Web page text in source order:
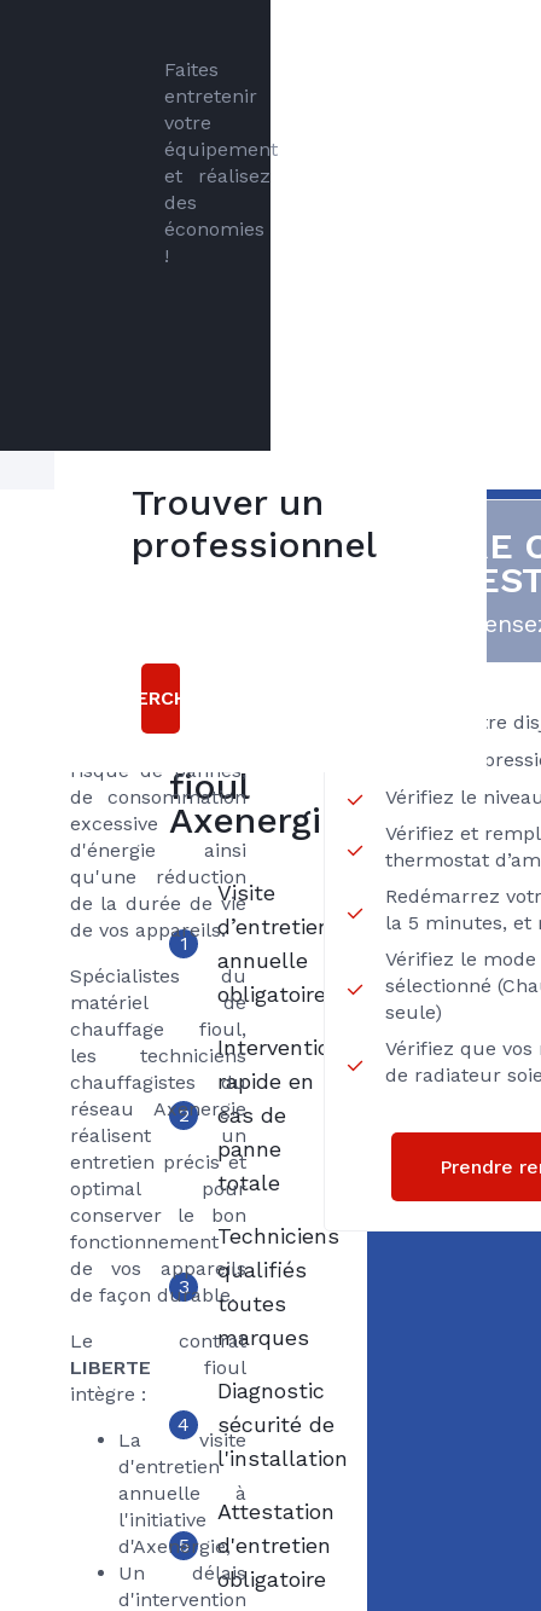
Faites
entretenir
votre
équipement
et réalisez
des
économies
!
Ne pas faire
entretenir son
coûteux pour son
propriétaire. Cette
risque de pannes,
de consommation
excessive
d'énergie ainsi
qu'une réduction
de la durée de vie
de vos appareils.
Spécialistes du
matériel de
chauffage fioul,
les techniciens
chauffagistes du
réseau Axenergie
réalisent un
entretien précis et
optimal pour
conserver le bon
fonctionnement
de vos appareils
de façon durable.
Le contrat
LIBERTE fioul
intègre :
La visite
d'entretien
annuelle à
l'initiative
d'Axenergie,
Un délais
d'intervention
VOTRE
FIOUL
Vérifiez votre
Vérifiez la
Vérifiez le
Vérifiez et
thermostat
Redémarrez
la 5 minutes, et
Vérifiez le
sélectionné
seule)
Vérifiez que
de radiateur
Prendre
Trouver un
professionnel
RECHERCHER
5
choisir le
contrat
fioul
Axenergie
1
Visite
d’entretien
annuelle
obligatoire
2
Intervention
rapide en
cas de
panne
totale
3
Techniciens
qualifiés
toutes
marques
4
Diagnostic
sécurité de
l'installation
5
Attestation
d'entretien
obligatoire